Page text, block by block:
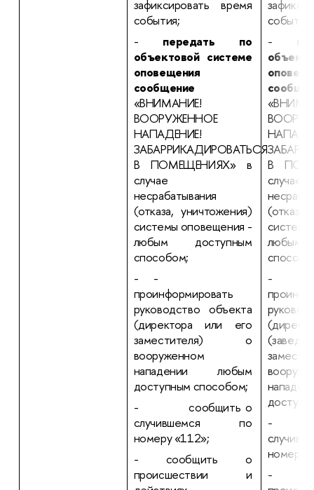
зафиксировать время
события;
- передать по
объектовой системе
оповещения
сообщение
«ВНИМАНИЕ!
ВООРУЖЕННОЕ
НАПАДЕНИЕ!
ЗАБАРРИКАДИРОВАТЬСЯ
В ПОМЕЩЕНИЯХ» в
случае
несрабатывания
(отказа, уничтожения)
системы оповещения -
любым доступным
способом;
- -
проинформировать
руководство объекта
(директора или его
заместителя) о
вооруженном
нападении любым
доступным способом;
- сообщить о
случившемся по
номеру «112»;
- сообщить о
происшествии и
события;
-
В
случае
любым
-
номеру
-